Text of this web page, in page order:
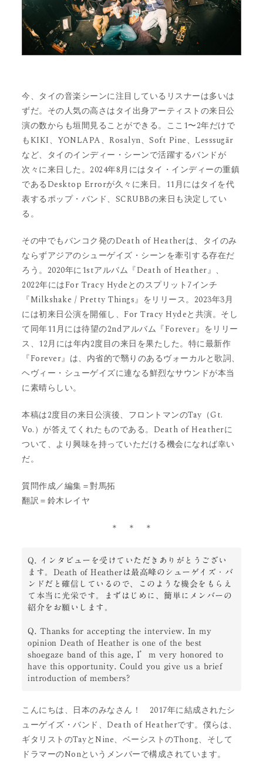
今、タイの音楽シーンに注目しているリスナーは多いは
ずだ。その人気の高さはタイ出身アーティストの来日公
演の数からも垣間見ることができる。ここ1〜2年だけで
もKIKI、YONLAPA、Rosalyn、Soft Pine、Lesssugär
など、タイのインディー・シーンで活躍するバンドが
次々に来日した。2024年8月にはタイ・インディーの重鎮
であるDesktop Errorが久々に来日。11月にはタイを代
表するポップ・バンド、SCRUBBの来日も決定してい
る。
その中でもバンコク発のDeath of Heatherは、タイのみ
ならずアジアのシューゲイズ・シーンを牽引する存在だ
ろう。2020年に1stアルバム『Death of Heather』、
2022年にはFor Tracy Hydeとのスプリット7インチ
『Milkshake / Pretty Things』をリリース。2023年3月
には初来日公演を開催し、For Tracy Hydeと共演。そし
て同年11月には待望の2ndアルバム『Forever』をリリー
ス、12月には年内2度目の来日を果たした。特に最新作
『Forever』は、内省的で翳りのあるヴォーカルと歌詞、
ヘヴィー・シューゲイズに連なる鮮烈なサウンドが本当
に素晴らしい。
本稿は2度目の来日公演後、フロントマンのTay（Gt.
Vo.）が答えてくれたものである。Death of Heatherに
ついて、より興味を持っていただける機会になれば幸い
だ。
質問作成／編集＝對馬拓
翻訳＝鈴木レイヤ
＊ ＊ ＊
Q. インタビューを受けていただきありがとうござい
ます。Death of Heatherは最高峰のシューゲイズ・バ
ンドだと確信しているので、このような機会をもらえ
て本当に光栄です。まずはじめに、簡単にメンバーの
紹介をお願いします。
Q. Thanks for accepting the interview. In my
opinion Death of Heather is one of the best
shoegaze band of this age, I’m very honored to
have this opportunity. Could you give us a brief
introduction of members?
こんにちは、日本のみなさん！ 2017年に結成されたシ
ューゲイズ・バンド、Death of Heatherです。僕らは、
ギタリストのTayとNine、ベーシストのThong、そして
ドラマーのNonというメンバーで構成されています。